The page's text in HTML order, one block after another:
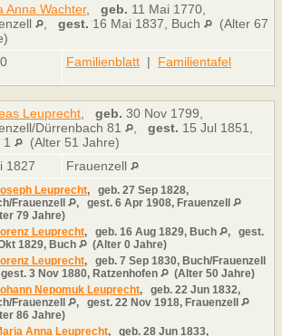
Anna Wachter, geb. 11 Mai 1770,
gest. 16 Mai 1837, Buch
(Alter 67
Familienblatt | Familientafel
Leuprecht geb. 30 Nov 1799,
Dürrenbach 81
gest. 15 Jul 1851,
(Alter 51 Jahre)
1827 Frauenzell
Leuprecht, geb. 27 Sep 1828,
Frauenzell
, gest. 6 Apr 1908, Frauenzell
79 Jahre)
Leuprecht, geb. 16 Aug 1829, Buch , gest.
1829, Buch
(Alter 0 Jahre)
Leuprecht, geb. 7 Sep 1830, Buch/Frauenzell
gest. 3 Nov 1880, Ratzenhofen
(Alter 50 Jahre)
Nepomuk Leuprecht, geb. 22 Jun 1832,
Frauenzell
, gest. 22 Nov 1918, Frauenzell
86 Jahre)
Anna Leuprecht, geb. 28 Jun 1833,